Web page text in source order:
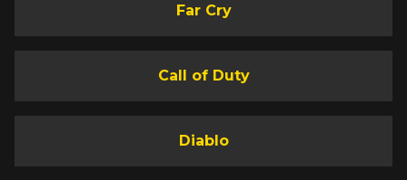
Far Cry
Call of Duty
Diablo